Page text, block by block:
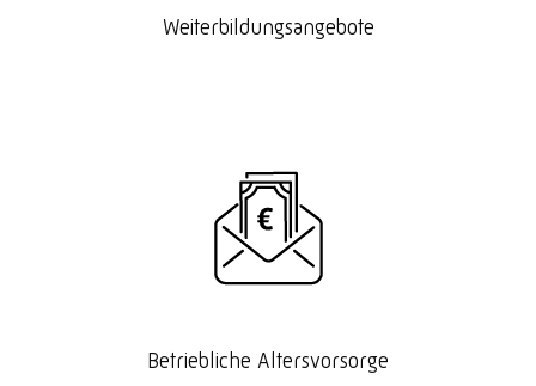
Weiterbildungsangebote
Betriebliche Altersvorsorge